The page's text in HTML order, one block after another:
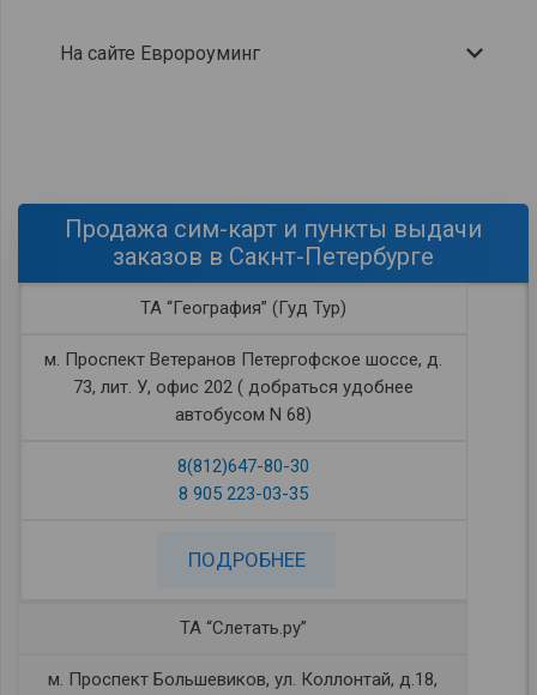
На сайте Евророуминг
Продажа сим-карт и пункты выдачи
заказов в Сакнт-Петербурге
ТА “География” (Гуд Тур)
м. Проспект Ветеранов Петергофское шоссе, д.
73, лит. У, офис 202 ( добраться удобнее
автобусом N 68)
8(812)647-80-30
8 905 223-03-35
ПОДРОБНЕЕ
ТА “Слетать.ру”
м. Проспект Большевиков, ул. Коллонтай, д.18,